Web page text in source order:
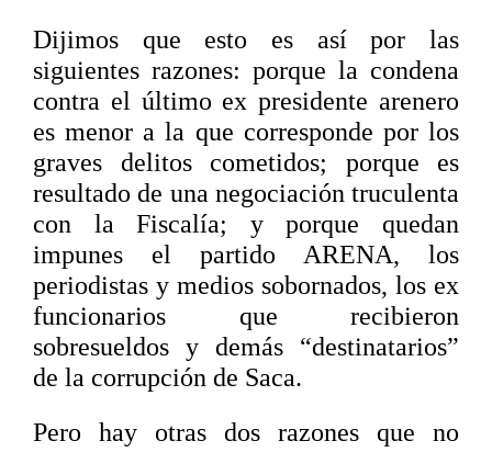
Dijimos que esto es así por las
siguientes razones: porque la condena
contra el último ex presidente arenero
es menor a la que corresponde por los
graves delitos cometidos; porque es
resultado de una negociación truculenta
con la Fiscalía; y porque quedan
impunes el partido ARENA, los
periodistas y medios sobornados, los ex
funcionarios que recibieron
sobresueldos y demás “destinatarios”
de la corrupción de Saca.
Pero hay otras dos razones que no